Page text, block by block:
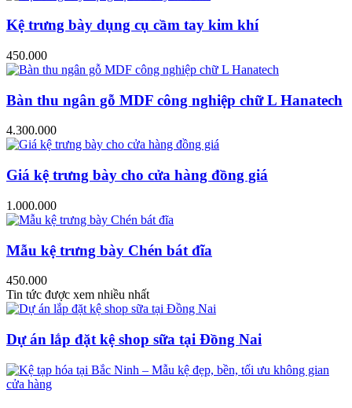
Kệ trưng bày dụng cụ cầm tay kim khí
450.000
Bàn thu ngân gỗ MDF công nghiệp chữ L Hanatech
4.300.000
Giá kệ trưng bày cho cửa hàng đồng giá
1.000.000
Mẫu kệ trưng bày Chén bát đĩa
450.000
Tin tức được xem nhiều nhất
Dự án lắp đặt kệ shop sữa tại Đồng Nai